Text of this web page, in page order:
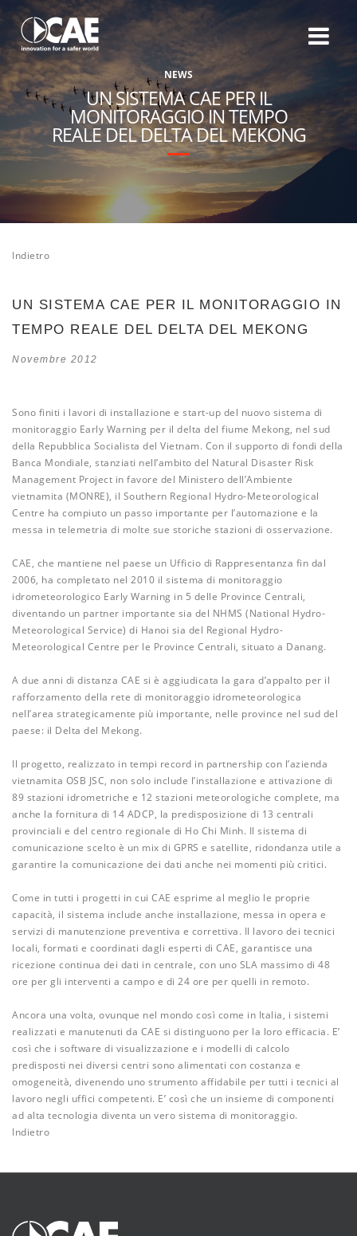
NEWS
UN SISTEMA CAE PER IL
MONITORAGGIO IN TEMPO
REALE DEL DELTA DEL MEKONG
Indietro
UN SISTEMA CAE PER IL MONITORAGGIO IN
TEMPO REALE DEL DELTA DEL MEKONG
Novembre 2012
Sono finiti i lavori di installazione e start-up del nuovo sistema di
monitoraggio Early Warning per il delta del fiume Mekong, nel sud
della Repubblica Socialista del Vietnam. Con il supporto di fondi della
Banca Mondiale, stanziati nell’ambito del Natural Disaster Risk
Management Project in favore del Ministero dell’Ambiente
vietnamita (MONRE), il Southern Regional Hydro-Meteorological
Centre ha compiuto un passo importante per l’automazione e la
messa in telemetria di molte sue storiche stazioni di osservazione.
CAE, che mantiene nel paese un Ufficio di Rappresentanza fin dal
2006, ha completato nel 2010 il sistema di monitoraggio
idrometeorologico Early Warning in 5 delle Province Centrali,
diventando un partner importante sia del NHMS (National Hydro-
Meteorological Service) di Hanoi sia del Regional Hydro-
Meteorological Centre per le Province Centrali, situato a Danang.
A due anni di distanza CAE si è aggiudicata la gara d’appalto per il
rafforzamento della rete di monitoraggio idrometeorologica
nell’area strategicamente più importante, nelle province nel sud del
paese: il Delta del Mekong.
Il progetto, realizzato in tempi record in partnership con l’azienda
vietnamita OSB JSC, non solo include l’installazione e attivazione di
89 stazioni idrometriche e 12 stazioni meteorologiche complete, ma
anche la fornitura di 14 ADCP, la predisposizione di 13 centrali
provinciali e del centro regionale di Ho Chi Minh. Il sistema di
comunicazione scelto è un mix di GPRS e satellite, ridondanza utile a
garantire la comunicazione dei dati anche nei momenti più critici.
Come in tutti i progetti in cui CAE esprime al meglio le proprie
capacità, il sistema include anche installazione, messa in opera e
servizi di manutenzione preventiva e correttiva. Il lavoro dei tecnici
locali, formati e coordinati dagli esperti di CAE, garantisce una
ricezione continua dei dati in centrale, con uno SLA massimo di 48
ore per gli interventi a campo e di 24 ore per quelli in remoto.
Ancora una volta, ovunque nel mondo così come in Italia, i sistemi
realizzati e manutenuti da CAE si distinguono per la loro efficacia. E’
così che i software di visualizzazione e i modelli di calcolo
predisposti nei diversi centri sono alimentati con costanza e
omogeneità, divenendo uno strumento affidabile per tutti i tecnici al
lavoro negli uffici competenti. E’ così che un insieme di componenti
ad alta tecnologia diventa un vero sistema di monitoraggio.
Indietro